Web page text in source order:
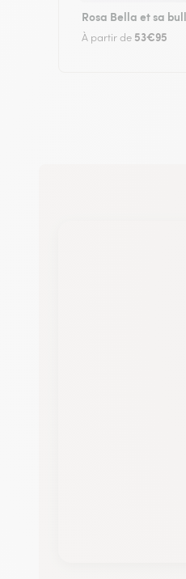
Rosa Bella et sa
À partir de 53€95